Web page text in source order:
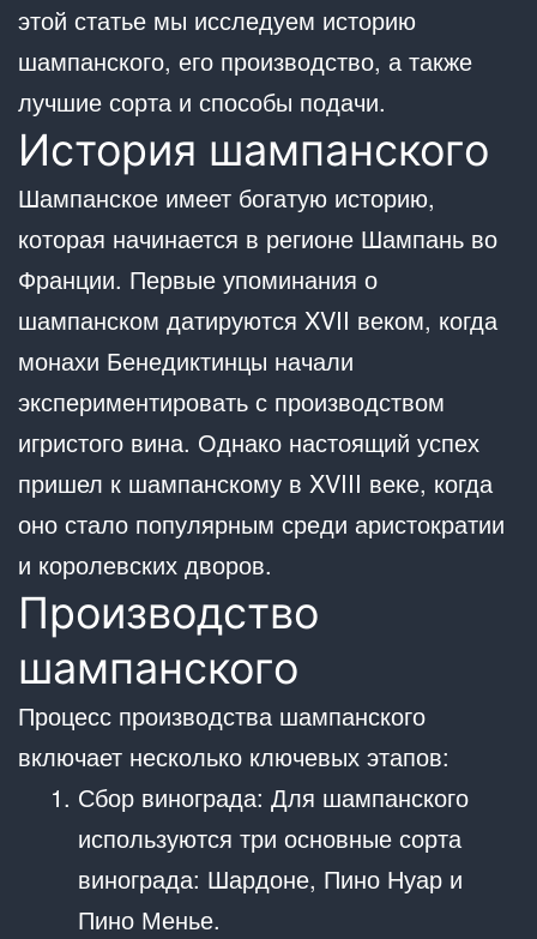
этой статье мы исследуем историю
шампанского, его производство, а также
лучшие сорта и способы подачи.
История шампанского
Шампанское имеет богатую историю,
которая начинается в регионе Шампань во
Франции. Первые упоминания о
шампанском датируются XVII веком, когда
монахи Бенедиктинцы начали
экспериментировать с производством
игристого вина. Однако настоящий успех
пришел к шампанскому в XVIII веке, когда
оно стало популярным среди аристократии
и королевских дворов.
Производство
шампанского
Процесс производства шампанского
включает несколько ключевых этапов:
Сбор винограда: Для шампанского
используются три основные сорта
винограда: Шардоне, Пино Нуар и
Пино Менье.